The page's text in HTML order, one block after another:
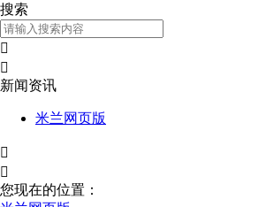
搜索


新闻资讯
米兰网页版


您现在的位置：